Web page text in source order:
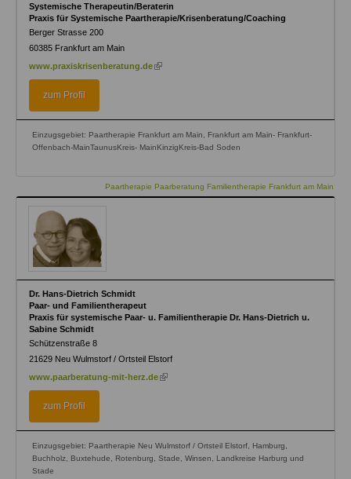
Systemische Therapeutin/Beraterin
Praxis für Systemische Paartherapie/Krisenberatung/Coaching
Berger Strasse 200
60385 Frankfurt am Main
www.praxiskrisenberatung.de (link
zum Profil
Einzugsgebiet: Paartherapie Frankfurt am Main, Frankfurt am Main- Frankfurt-
Offenbach-MainTaunusKreis- MainKinzigKreis-Bad Soden
Paartherapie Paarberatung Familientherapie Frankfurt am Main
Dr. Hans-Dietrich Schmidt
Paar- und Familientherapeut
Praxis für systemische Paar- u. Familientherapie Dr. Hans-Dietrich u.
Sabine Schmidt
Schützenstraße 8
21629 Neu Wulmstorf / Ortsteil Elstorf
www.paarberatung-mit-herz.de (link
zum Profil
Einzugsgebiet: Paartherapie Neu Wulmstorf / Ortsteil Elstorf, Hamburg,
Buchholz, Buxtehude, Rotenburg, Stade, Winsen, Landkreise Harburg und
Stade